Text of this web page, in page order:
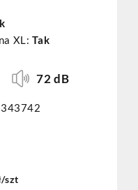
XL:Tak
72 dB
szt